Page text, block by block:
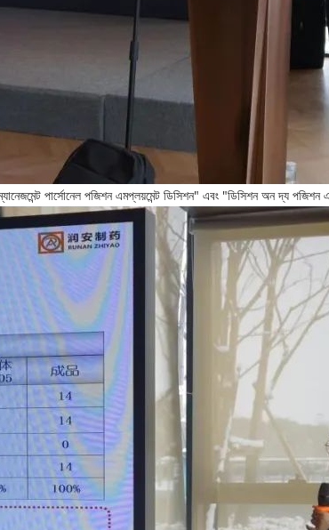
পার্সোনেল পজিশন এমপ্লয়মেন্ট ডিসিশন" এবং "ডিসিশন অন দ্য